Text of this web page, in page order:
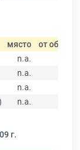
място от общо
n.a.
n.a.
n.a.
n.a.
г.